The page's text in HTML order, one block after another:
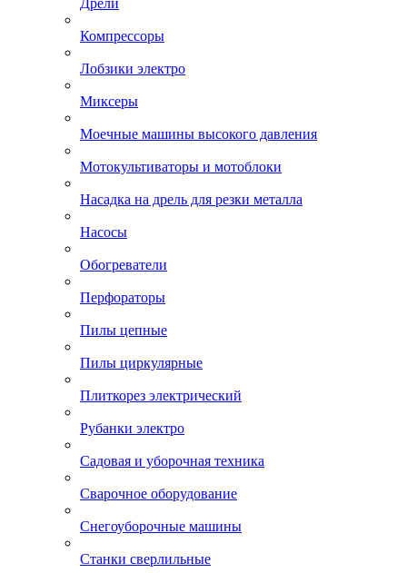
Дрели
Компрессоры
Лобзики электро
Миксеры
Моечные машины высокого давления
Мотокультиваторы и мотоблоки
Насадка на дрель для резки металла
Насосы
Обогреватели
Перфораторы
Пилы цепные
Пилы циркулярные
Плиткорез электрический
Рубанки электро
Садовая и уборочная техника
Сварочное оборудование
Снегоуборочные машины
Станки сверлильные